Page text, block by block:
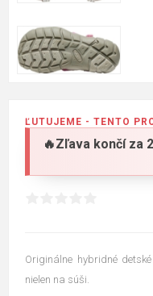
ĽUTUJEME - TENTO
🔥Zľava končí za
Originálne hybridné
nielen na súši.